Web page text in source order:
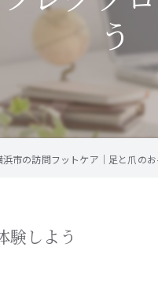
う
浜市の訪問フットケア｜足と爪の
験しよう